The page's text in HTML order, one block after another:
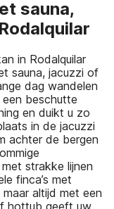
sauna,
in Rodalquilar
sauna, jacuzzi of
dag wandelen
beschutte
en duikt u zo
in de jacuzzi
achter de bergen
strakke lijnen
finca’s met
altijd met een
hottub geeft uw